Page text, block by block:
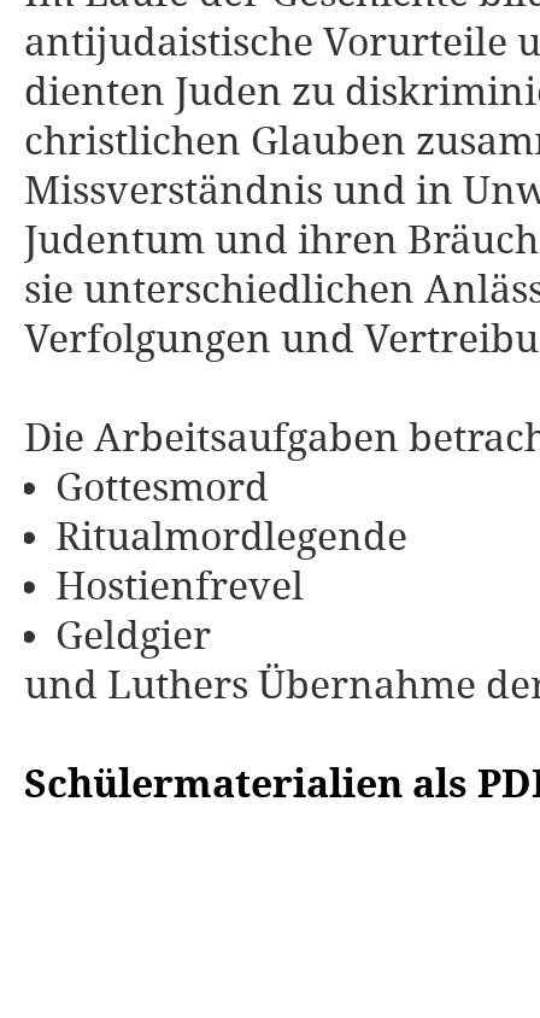
antijudaistische Vorurteile
dienten Juden zu
christlichen Glauben
Missverständnis und in
Judentum und ihren
sie unterschiedlichen
Verfolgungen und
Die Arbeitsaufgaben
Gottesmord
Ritualmordlegende
Hostienfrevel
Geldgier
und Luthers Übernahme
Schülermaterialien als